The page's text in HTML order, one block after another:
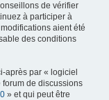
de vérifier
à participer à
aient été
des conditions
après par « logiciel
de discussions
» et qui peut être